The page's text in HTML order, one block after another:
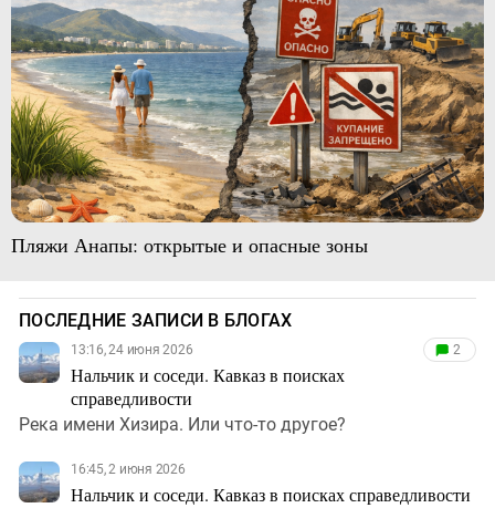
Пляжи Анапы: открытые и опасные зоны
ПОСЛЕДНИЕ ЗАПИСИ В БЛОГАХ
13:16, 24 июня 2026
Нальчик и соседи. Кавказ в поисках
справедливости
2
Река имени Хизира. Или что-то другое?
16:45, 2 июня 2026
Нальчик и соседи. Кавказ в поисках справедливости